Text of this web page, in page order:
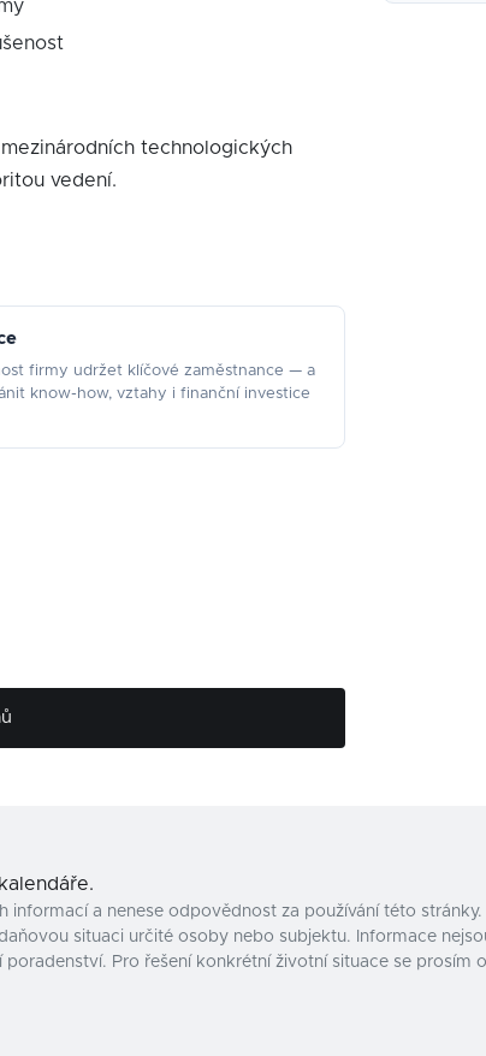
technologických
vedení.
firmy udržet klíčové zaměstnance — a
know-how, vztahy i finanční investice
a nenese odpovědnost za používání této
situaci určité osoby nebo subjektu. Informace
Pro řešení konkrétní životní situace se prosím